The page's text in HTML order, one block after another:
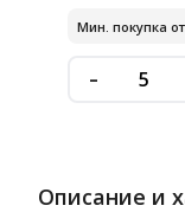
Мин. покупка
-
Описание и